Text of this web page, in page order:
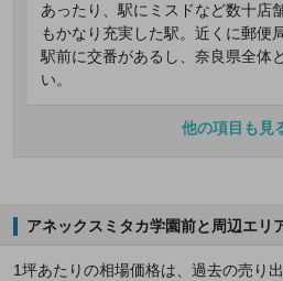
あったり、駅にミスドなど数十店
もかなり充実した駅。近くに郵便
駅前に交番があるし、奈良県全体
い。
他の項目も見
アネックスミタカ学園前と周辺エリ
1坪あたりの相場価格は、過去の売り